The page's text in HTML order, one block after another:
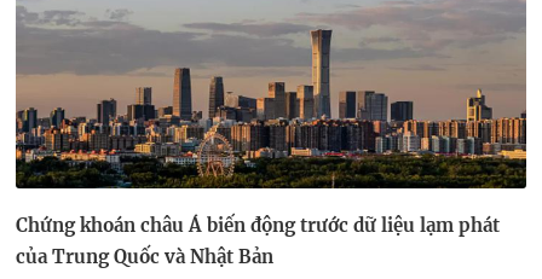
Chứng khoán châu Á biến động trước dữ liệu lạm phát
của Trung Quốc và Nhật Bản